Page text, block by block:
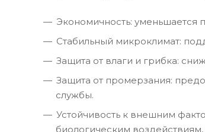
Экономичность: уменьшается
Стабильный микроклимат:
Защита от влаги и грибка:
Защита от промерзания:
службы.
Устойчивость к внешним
биологическим